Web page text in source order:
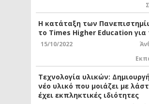
Η κατάταξη των
το Times Higher Education για
15/10/2022
Τεχνολογία υλικών:
νέο υλικό που μοιάζει με
έχει εκπληκτικές ιδιότητες